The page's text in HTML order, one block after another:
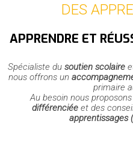
DES
APPRENDRE ET
Spécialiste du soutien scolaire
nous offrons un
primaire
Au besoin nous
différenciéeet des
apprentissages